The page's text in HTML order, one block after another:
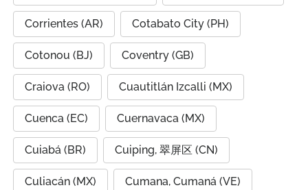
Corrientes (AR) Cotabato City (PH)
Cotonou (BJ) Coventry (GB)
Craiova (RO) Cuautitlán Izcalli (MX)
Cuenca (EC) Cuernavaca (MX)
Cuiabá (BR) Cuiping, 翠屏区 (CN)
Culiacán (MX) Cumana, Cumaná (VE)